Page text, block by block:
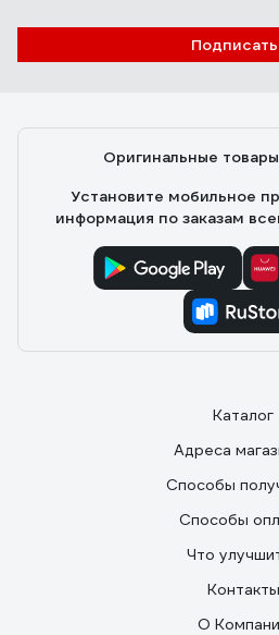
бензостойкий Mobicar 1K, 520
бесцветный глянцевый 0503-33
регулируемый по направлению
Оригинальные
Установите мобильное
информация по заказам
Каталог
Адреса
Способы
Способы
Что
Контакты
О